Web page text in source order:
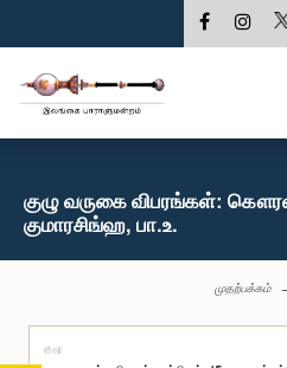
குழு வருகை விபரங்கள்:
குமாரசிங்ஹ, பா.உ.
முதற்பக்கம்
குழு